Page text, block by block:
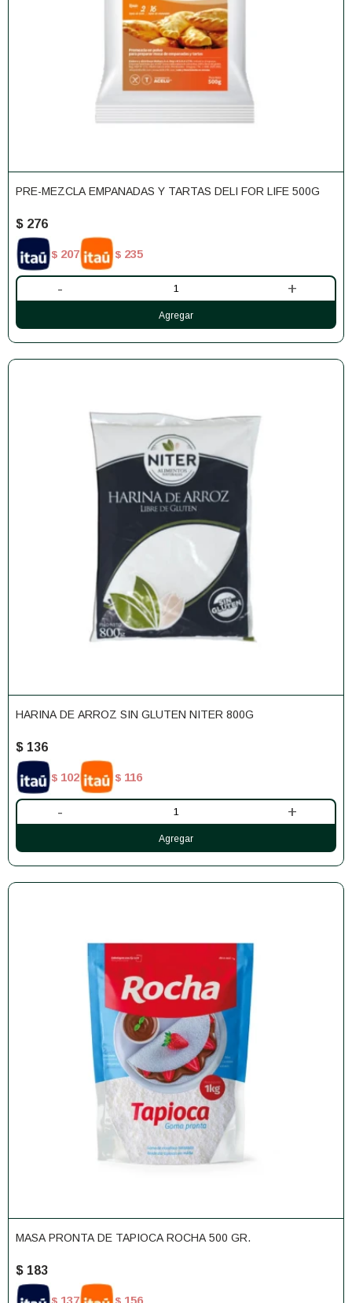
PRE-MEZCLA EMPANADAS Y TARTAS DELI FOR LIFE 500G
$ 276
$ 207 $ 235
- +
HARINA DE ARROZ SIN GLUTEN NITER 800G
$ 136
$ 102 $ 116
- +
MASA PRONTA DE TAPIOCA ROCHA 500 GR.
$ 183
137 156